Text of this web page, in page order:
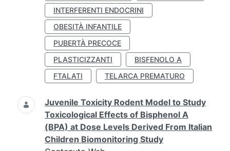
INTERFERENTI ENDOCRINI
OBESITÀ INFANTILE
PUBERTÀ PRECOCE
PLASTICIZZANTI
BISFENOLO A
FTALATI
TELARCA PREMATURO
Juvenile Toxicity Rodent Model to Study
Toxicological Effects of Bisphenol A
(BPA) at Dose Levels Derived From Italian
Children Biomonitoring Study